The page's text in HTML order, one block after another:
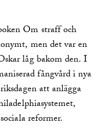
Om straff och
men det var en
låg bakom den. I
fångvård i nya
att anlägga
reformer.